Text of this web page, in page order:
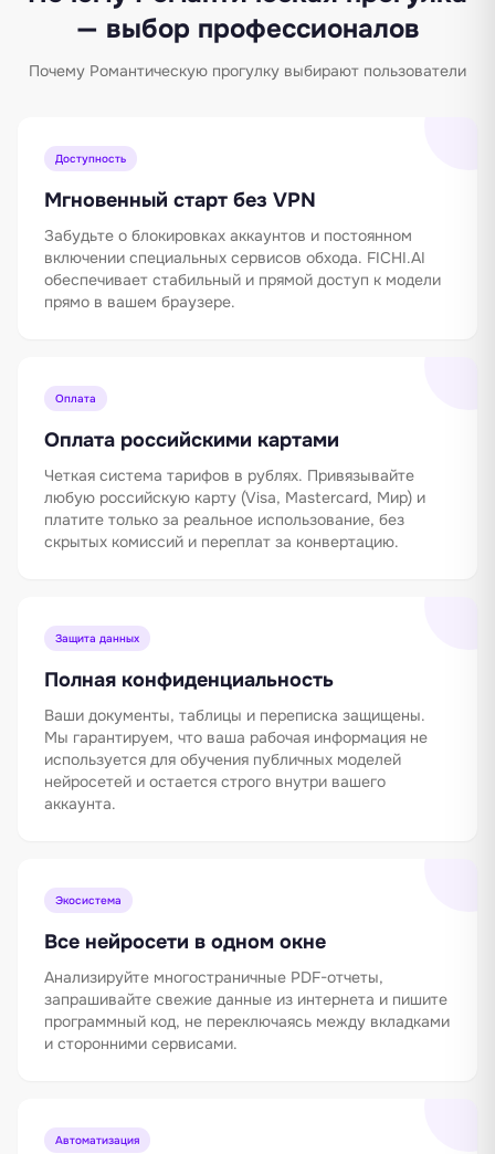
— выбор профессионалов
Почему Романтическую прогулку выбирают пользователи
Доступность
Мгновенный старт без VPN
Забудьте о блокировках аккаунтов и постоянном
включении специальных сервисов обхода. FICHI.AI
обеспечивает стабильный и прямой доступ к модели
прямо в вашем браузере.
Оплата
Оплата российскими картами
Четкая система тарифов в рублях. Привязывайте
любую российскую карту (Visa, Mastercard, Мир) и
платите только за реальное использование, без
скрытых комиссий и переплат за конвертацию.
Защита данных
Полная конфиденциальность
Ваши документы, таблицы и переписка защищены.
Мы гарантируем, что ваша рабочая информация не
используется для обучения публичных моделей
нейросетей и остается строго внутри вашего
аккаунта.
Экосистема
Все нейросети в одном окне
Анализируйте многостраничные PDF-отчеты,
запрашивайте свежие данные из интернета и пишите
программный код, не переключаясь между вкладками
и сторонними сервисами.
Автоматизация